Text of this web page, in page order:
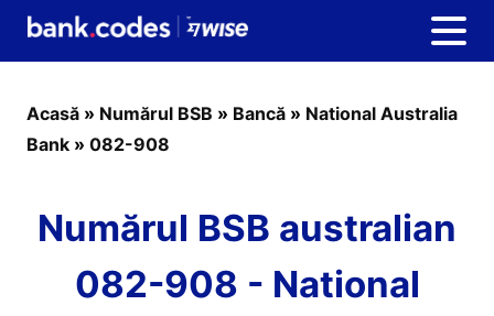
Acasă » Numărul BSB » Bancă » National Australia
Bank » 082-908
Numărul BSB australian
082-908 - National